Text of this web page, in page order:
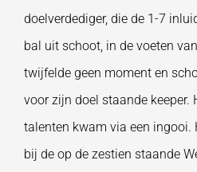
doelverdediger, die de 1-7
bal uit schoot, in de voeten
twijfelde geen moment en
voor zijn doel staande keeper.
talenten kwam via een ingooi.
bij de op de zestien staande